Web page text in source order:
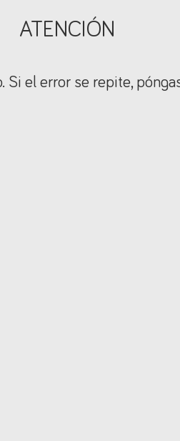
ATENCIÓN
Si el error se repite,